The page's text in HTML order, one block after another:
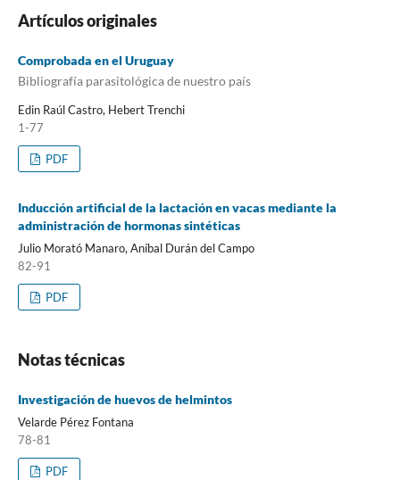
Artículos originales
Comprobada en el Uruguay
Bibliografía parasitológica de nuestro país
Edin Raúl Castro, Hebert Trenchi
1-77
PDF
Inducción artificial de la lactación en vacas mediante la
administración de hormonas sintéticas
Julio Morató Manaro, Aníbal Durán del Campo
82-91
PDF
Notas técnicas
Investigación de huevos de helmintos
Velarde Pérez Fontana
78-81
PDF